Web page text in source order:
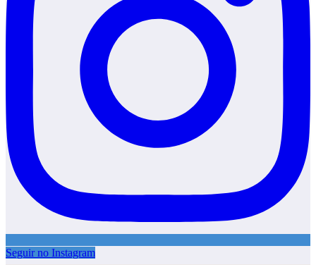
Seguir no Instagram